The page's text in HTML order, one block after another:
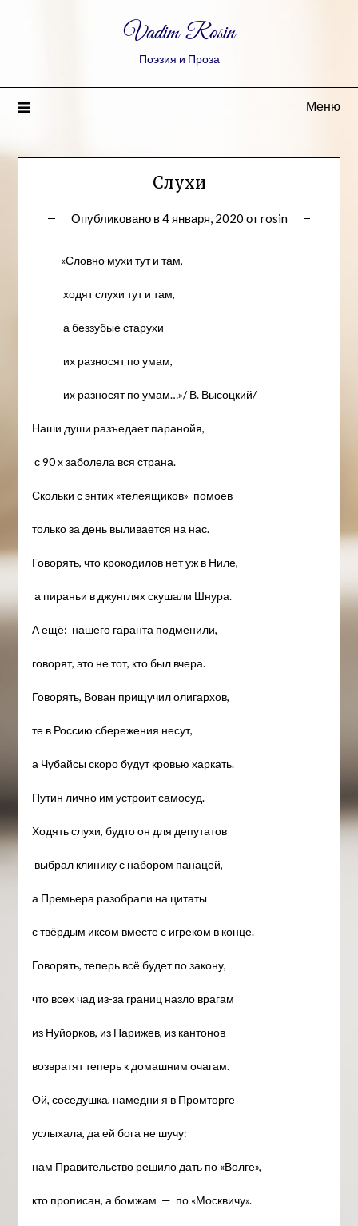
Vadim Rosin
Поэзия и Проза
Меню
Слухи
Опубликовано в4 января, 2020 отrosin
«Словно мухи тут и там,
ходят слухи тут и там,
а беззубые старухи
их разносят по умам,
их разносят по умам…»/ В. Высоцкий/
Наши души разъедает паранойя,
с 90 х заболела вся страна.
Скольки с энтих «телеящиков» помоев
только за день выливается на нас.
Говорять, что крокодилов нет уж в Ниле,
а пираньи в джунглях скушали Шнура.
А ещё: нашего гаранта подменили,
говорят, это не тот, кто был вчера.
Говорять, Вован прищучил олигархов,
те в Россию сбережения несут,
а Чубайсы скоро будут кровью харкать.
Путин лично им устроит самосуд.
Ходять слухи, будто он для депутатов
выбрал клинику с набором панацей,
а Премьера разобрали на цитаты
с твёрдым иксом вместе с игреком в конце.
Говорять, теперь всё будет по закону,
что всех чад из-за границ назло врагам
из Нуйорков, из Парижев, из кантонов
возвратят теперь к домашним очагам.
Ой, соседушка, намедни я в Промторге
услыхала, да ей бога не шучу:
нам Правительство решило дать по «Волге»,
кто прописан, а бомжам — по «Москвичу».